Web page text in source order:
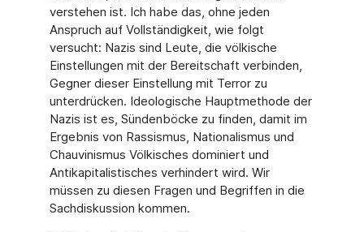
verstehen ist. Ich habe das, ohne jeden
Anspruch auf Vollständigkeit, wie folgt
versucht: Nazis sind Leute, die völkische
Einstellun­gen mit der Bereitschaft verbinden,
Gegner dieser Einstellung mit Terror zu
unterdrücken. Ideologische Hauptmethode der
Nazis ist es, Sündenböcke zu finden, damit im
Ergebnis von Rassismus, Nationalismus und
Chauvinismus Völkisches dominiert und
Antikapitalisti­sches verhindert wird. Wir
müssen zu diesen Fragen und Begriffen in die
Sachdiskussion kommen.